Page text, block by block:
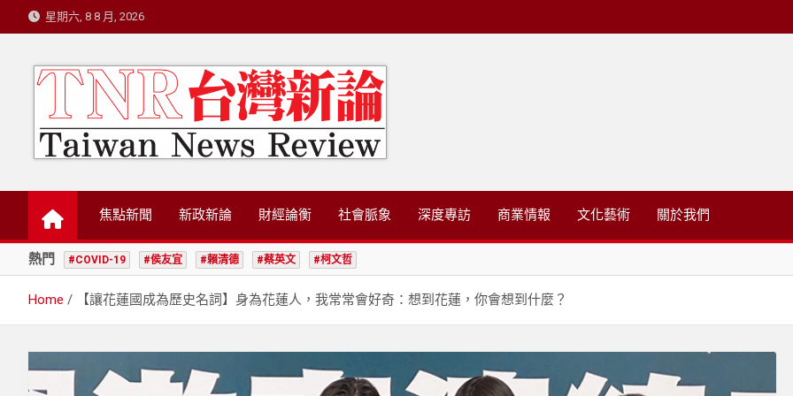
to
星期六, 8 8 月, 2026
台灣新論/星島國際策略有限公司
焦點新聞 新政新論 財經論衡 社會脈象 深度專訪 商業情報 文化藝術 關於我們
熱門 #COVID-19 #侯友宜 #賴清德 #蔡英文 #柯文哲
Home 【讓花蓮國成為歷史名詞】身為花蓮人，我常常會好奇：想到花蓮，你會想到什麼？